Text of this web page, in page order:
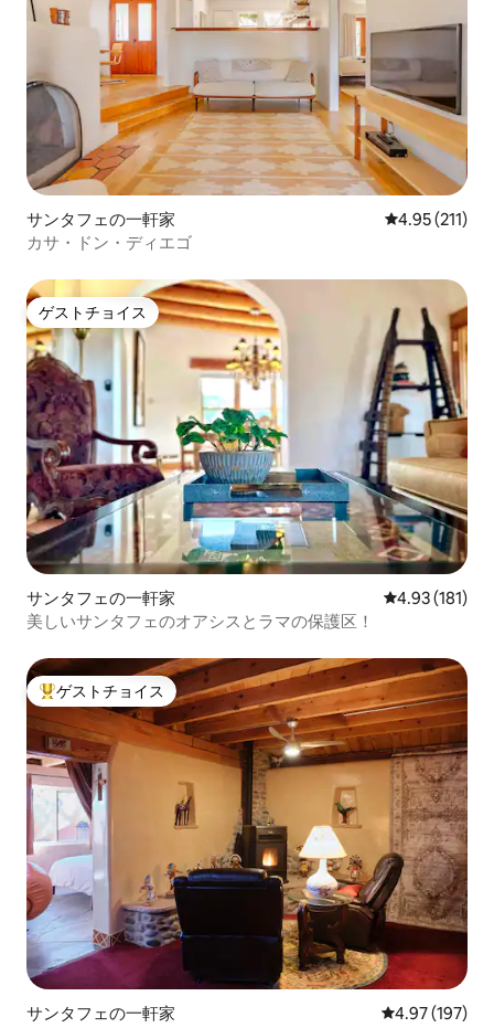
サンタフェの一軒家 レビュー211
4.95 (211)
カサ・ドン・ディエゴ
ゲストチョイス
ゲストチョイス
サンタフェの一軒家 レビュー181
4.93 (181)
美しいサンタフェのオアシスとラマの保護区！
大好評のゲストチョイスです。
ゲストチョイス
サンタフェの一軒家 レビュー197
4.97 (197)